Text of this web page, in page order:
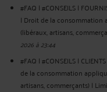
#FAQ | #CONSEILS |
| Droit de la consommation
(libéraux, artisans,
2026 à 23:44
#FAQ | #CONSEILS |
de la consommation
artisans, commerçants) |